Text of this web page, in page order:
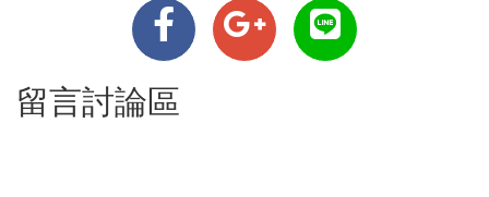
留言討論區